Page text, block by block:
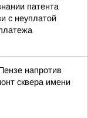
патента
с неуплатой
напротив
сквера имени